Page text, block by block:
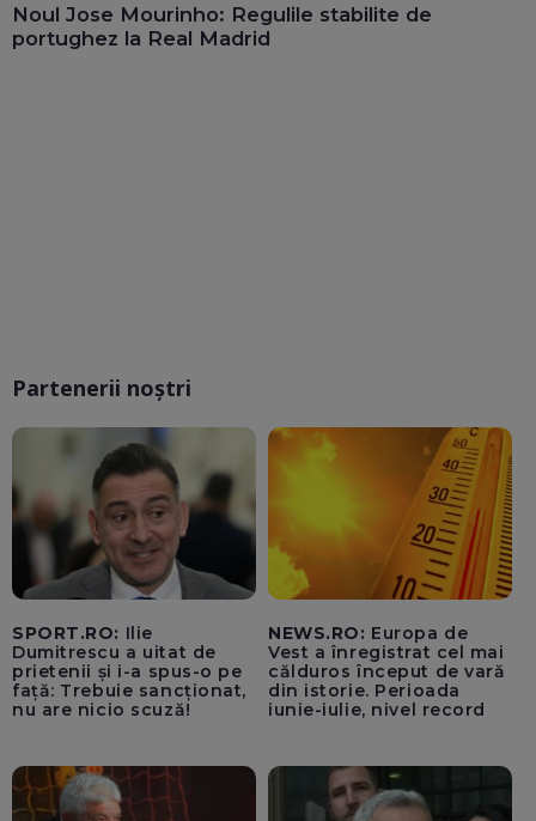
Noul Jose Mourinho: Regulile stabilite de
portughez la Real Madrid
Partenerii noștri
SPORT.RO: Ilie
Dumitrescu a uitat de
prietenii și i-a spus-o pe
față: Trebuie sancționat,
nu are nicio scuză!
NEWS.RO: Europa de
Vest a înregistrat cel mai
călduros început de vară
din istorie. Perioada
iunie-iulie, nivel record